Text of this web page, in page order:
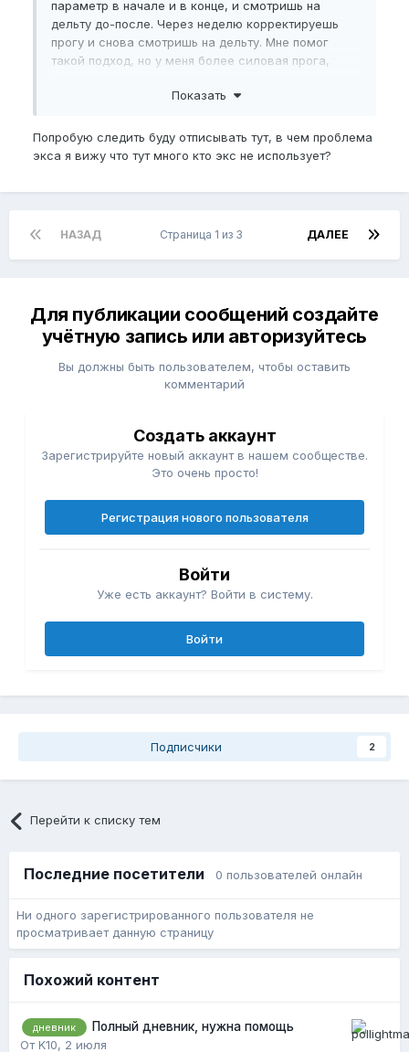
параметр в начале и в конце, и смотришь на
дельту до-после. Через неделю корректируешь
прогу и снова смотришь на дельту. Мне помог
такой подход, но у меня более силовая прога,
Показать
Попробую следить буду отписывать тут, в чем проблема
экса я вижу что тут много кто экс не использует?
НАЗАД ДАЛЕЕ
Страница 1 из 3
Для публикации сообщений создайте
учётную запись или авторизуйтесь
Вы должны быть пользователем, чтобы оставить
комментарий
Создать аккаунт
Зарегистрируйте новый аккаунт в нашем сообществе.
Это очень просто!
Регистрация нового пользователя
Войти
Уже есть аккаунт? Войти в систему.
Войти
Подписчики 2
Перейти к списку тем
Последние посетители 0 пользователей онлайн
Ни одного зарегистрированного пользователя не
просматривает данную страницу
Похожий контент
дневник
Полный дневник, нужна помощь
От K10, 2 июля